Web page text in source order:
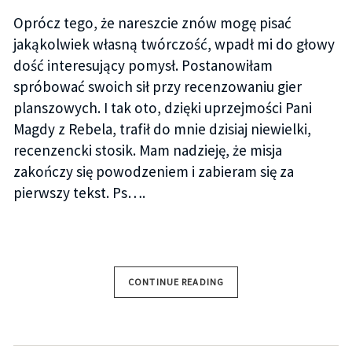
Oprócz tego, że nareszcie znów mogę pisać
jakąkolwiek własną twórczość, wpadł mi do głowy
dość interesujący pomysł. Postanowiłam
spróbować swoich sił przy recenzowaniu gier
planszowych. I tak oto, dzięki uprzejmości Pani
Magdy z Rebela, trafił do mnie dzisiaj niewielki,
recenzencki stosik. Mam nadzieję, że misja
zakończy się powodzeniem i zabieram się za
pierwszy tekst. Ps….
CONTINUE READING